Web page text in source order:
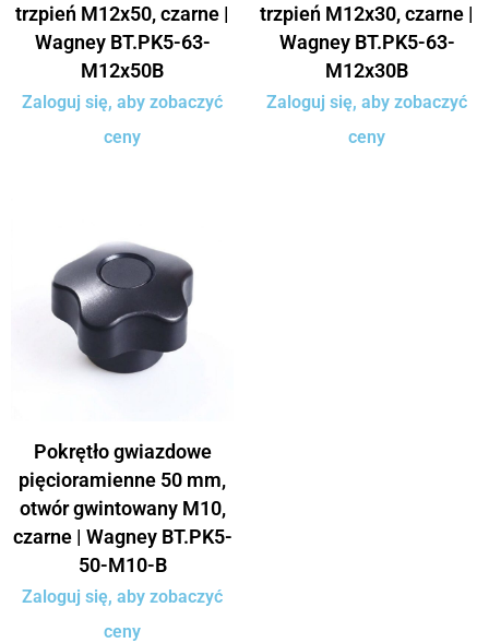
trzpień M12x50, czarne |
Wagney BT.PK5-63-
M12x50B
Zaloguj się, aby zobaczyć
ceny
trzpień M12x30, czarne |
Wagney BT.PK5-63-
M12x30B
Zaloguj się, aby zobaczyć
ceny
Pokrętło gwiazdowe
pięcioramienne 50 mm,
otwór gwintowany M10,
czarne | Wagney BT.PK5-
50-M10-B
Zaloguj się, aby zobaczyć
ceny